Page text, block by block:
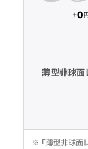
+0
薄型非球面
※
「薄型非球面